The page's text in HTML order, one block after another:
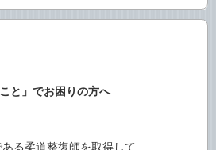
と」でお困りの方へ
る柔道整復師を取得して